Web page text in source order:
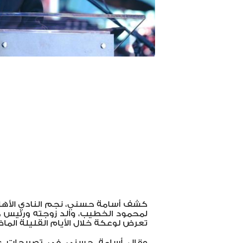
كشف أسامة حسني، نجم النادي
لمحمود الخطيب، والد زوجته ورئيس
تعرض لوعكة خلال الأيام القليلة